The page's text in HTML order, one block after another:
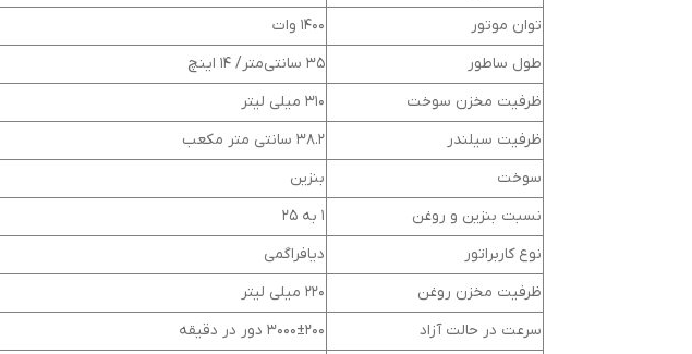
توان موتور
1400 وات
طول ساطور
35 سانتی‌متر/ 14 اینچ
ظرفیت مخزن سوخت
310 میلی‌ لیتر
ظرفیت سیلندر
38.2 سانتی متر مکعب
سوخت
بنزین
نسبت بنزین و روغن
1 به 25
نوع کاربراتور
دیافراگمی
ظرفیت مخزن روغن
220 میلی لیتر
سرعت در حالت آزاد
3000±200 دور در دقیقه